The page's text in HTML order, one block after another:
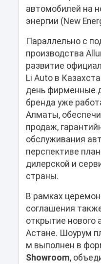
автомобилей на
энергии (New
Параллельно с
производства
развитие
Li Auto в
день фирменные
бренда уже
Алматы,
продаж,
обслуживания
перспективе
дилерской и
страны.
В рамках
соглашения
открытие нового
Астане. Шоурум
м выполнен в
Showroom,